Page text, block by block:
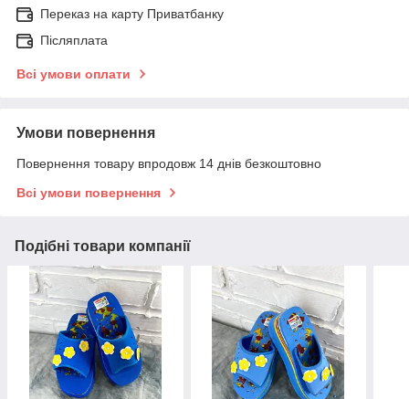
Переказ на карту Приватбанку
Післяплата
Всі умови оплати
Умови повернення
Повернення товару впродовж 14 днів безкоштовно
Всі умови повернення
Подібні товари компанії